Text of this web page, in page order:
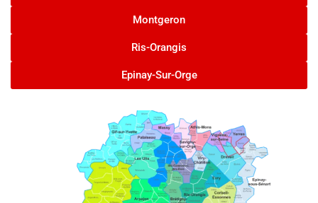
Montgeron
Ris-Orangis
Epinay-Sur-Orge